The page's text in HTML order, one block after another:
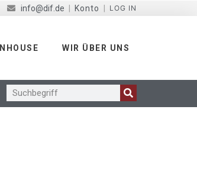
info@dif.de Konto LOG IN
INHOUSE WIR ÜBER UNS